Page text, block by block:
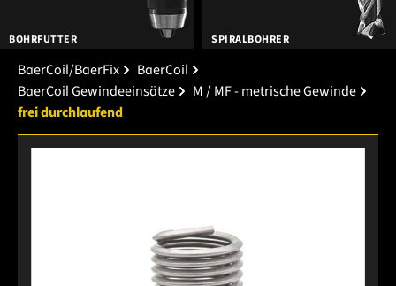
BOHRFUTTER SPIRALBOHRER
BaerCoil/BaerFix
BaerCoil
BaerCoil Gewindeeinsätze
M / MF - metrische Gewinde
frei durchlaufend